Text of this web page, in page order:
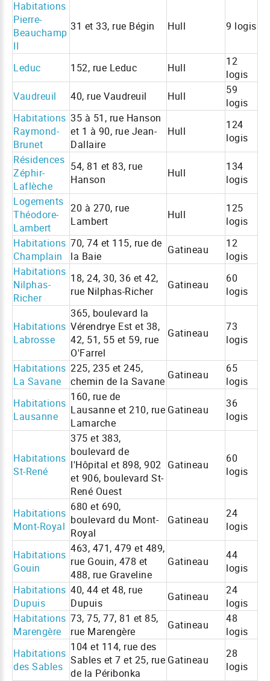
Habitations
Pierre-
Beauchamp
II
31 et 33, rue Bégin Hull 9 logis
Leduc 152, rue Leduc Hull
12
logis
Vaudreuil
40, rue Vaudreuil Hull
59
logis
Habitations
Raymond-
Brunet
35 à 51, rue Hanson
et 1 à 90, rue Jean-
Dallaire
Hull
124
logis
Résidences
Zéphir-
Laflèche
54, 81 et 83, rue
Hanson
Hull
134
logis
Logements
Théodore-
Lambert
20 à 270, rue
Lambert
Hull
125
logis
Habitations
Champlain
70, 74 et 115, rue de
la Baie
Gatineau
12
logis
Habitations
Nilphas-
Richer
18, 24, 30, 36 et 42,
rue Nilphas-Richer
Gatineau
60
logis
Habitations
Labrosse
365, boulevard la
Vérendrye Est et 38,
42, 51, 55 et 59, rue
O'Farrel
Gatineau
73
logis
Habitations
La Savane
225, 235 et 245,
chemin de la Savane Gatineau
65
logis
Habitations
Lausanne
160, rue de
Lausanne et 210, rue
Lamarche
Gatineau
36
logis
Habitations
St-René
375 et 383,
boulevard de
l'Hôpital et 898, 902
et 906, boulevard St-
René Ouest
Gatineau
60
logis
Habitations
Mont-Royal
680 et 690,
boulevard du Mont-
Royal
Gatineau
24
logis
Habitations
Gouin
463, 471, 479 et 489,
rue Gouin, 478 et
488, rue Graveline
Gatineau
44
logis
Habitations
Dupuis
40, 44 et 48, rue
Dupuis
Gatineau
24
logis
Habitations
Marengère
73, 75, 77, 81 et 85,
rue Marengère
Gatineau
48
logis
Habitations
des Sables
104 et 114, rue des
Sables et 7 et 25, rue
de la Péribonka
Gatineau
28
logis